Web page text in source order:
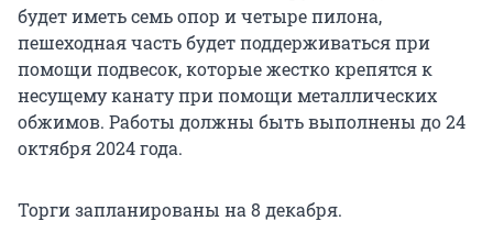
будет иметь семь опор и четыре пилона,
пешеходная часть будет поддерживаться при
помощи подвесок, которые жестко крепятся к
несущему канату при помощи металлических
обжимов. Работы должны быть выполнены до 24
октября 2024 года.
Торги запланированы на 8 декабря.